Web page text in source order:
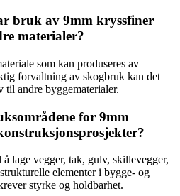
bruk av 9mm kryssfiner
materialer?
som kan produseres av
forvaltning av skogbruk kan det
andre byggematerialer.
for 9mm
lage vegger, tak, gulv, skillevegger,
elementer i bygge- og
styrke og holdbarhet.